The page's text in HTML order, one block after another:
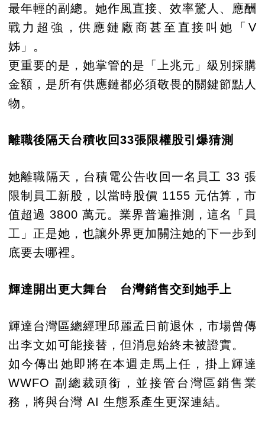
最年輕的副總。她作風直接、效率驚人、應酬
戰力超強，供應鏈廠商甚至直接叫她「V
姊」。
更重要的是，她掌管的是「上兆元」級別採購
金額，是所有供應鏈都必須敬畏的關鍵節點人
物。
離職後隔天台積收回33張限權股引爆猜測
她離職隔天，台積電公告收回一名員工 33 張
限制員工新股，以當時股價 1155 元估算，市
值超過 3800 萬元。業界普遍推測，這名「員
工」正是她，也讓外界更加關注她的下一步到
底要去哪裡。
輝達開出更大舞台 台灣銷售交到她手上
輝達台灣區總經理邱麗孟日前退休，市場曾傳
出李文如可能接替，但消息始終未被證實。
如今傳出她即將在本週走馬上任，掛上輝達
WWFO 副總裁頭銜，並接管台灣區銷售業
務，將與台灣 AI 生態系產生更深連結。